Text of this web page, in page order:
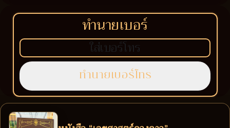
ทำนายเบอร์